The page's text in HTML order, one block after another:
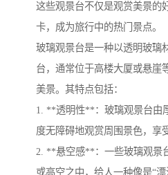
这些观景台不仅是观赏美景的
卡，成为旅行中的热门景点。
玻璃观景台是一种以透明玻璃
台，通常位于高楼大厦或悬崖
美景。其特点包括：
1. **透明性**：玻璃观景台由
度无障碍地观赏周围景色，享
2. **悬空感**：一些玻璃观景
或高空之中，给人一种像是“